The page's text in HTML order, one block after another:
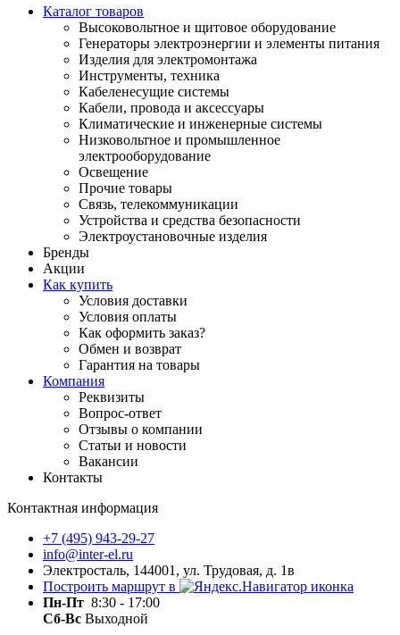
Каталог товаров
Высоковольтное и щитовое оборудование
Генераторы электроэнергии и элементы питания
Изделия для электромонтажа
Инструменты, техника
Кабеленесущие системы
Кабели, провода и аксессуары
Климатические и инженерные системы
Низковольтное и промышленное
электрооборудование
Освещение
Прочие товары
Связь, телекоммуникации
Устройства и средства безопасности
Электроустановочные изделия
Бренды
Акции
Как купить
Условия доставки
Условия оплаты
Как оформить заказ?
Обмен и возврат
Гарантия на товары
Компания
Реквизиты
Вопрос-ответ
Отзывы о компании
Статьи и новости
Вакансии
Контакты
Контактная информация
+7 (495) 943-29-27
info@inter-el.ru
Электросталь, 144001, ул. Трудовая, д. 1в
Построить маршрут в
Пн-Пт 8:30 - 17:00
Сб-Вс Выходной